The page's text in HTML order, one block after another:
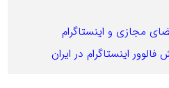
مجازی و اینستاگرام
اینستاگرام در ایران